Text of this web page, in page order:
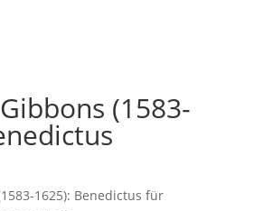
(1583-
1625): Benedictus für